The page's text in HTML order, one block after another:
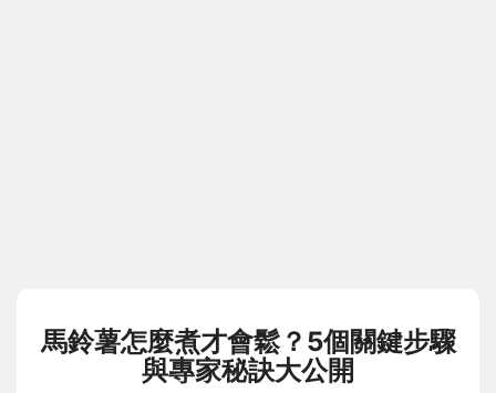
馬鈴薯怎麼煮才會鬆？5個關鍵步驟
與專家秘訣大公開